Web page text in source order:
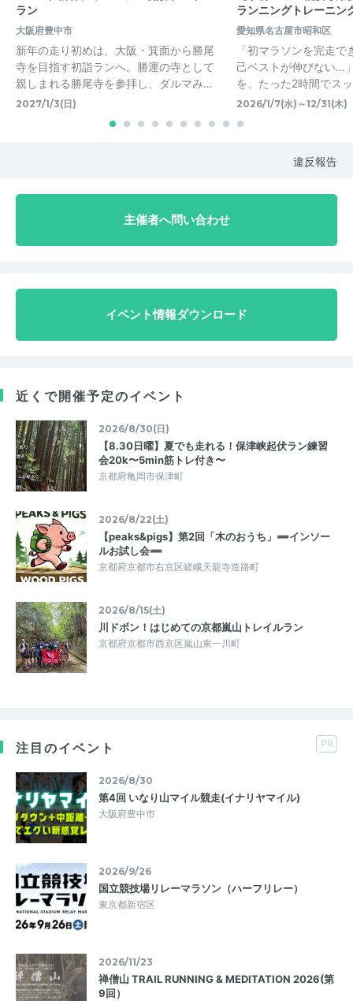
ラン
大阪府豊中市
新年の走り初めは、大阪・箕面から勝尾
寺を目指す初詣ランへ。勝運の寺として
親しまれる勝尾寺を参拝し、ダルマみ…
2027/1/3(日)
ランニングトレーニン
愛知県名古屋市昭和区
「初マラソンを完走
己ベストが伸びない…
を、たった2時間でス
2026/1/7(水)～12/31(木)
違反報告
主催者へ問い合わせ
イベント情報ダウンロード
近くで開催予定のイベント
2026/8/30(日)
【8.30日曜】夏でも走れる！保津峡起伏ラン練習
会20k〜5min筋トレ付き〜
京都府亀岡市保津町
2026/8/22(土)
【peaks&pigs】第2回「木のおうち」➖インソー
ルお試し会➖
京都府京都市右京区嵯峨天龍寺造路町
2026/8/15(土)
川ドボン！はじめての京都嵐山トレイルラン
京都府京都市西京区嵐山東一川町
注目のイベント PR
2026/8/30
第4回 いなり山マイル競走(イナリヤマイル)
大阪府豊中市
2026/9/26
国立競技場リレーマラソン（ハーフリレー）
東京都新宿区
2026/11/23
禅僧山 TRAIL RUNNING & MEDITATION 2026(第
9回）